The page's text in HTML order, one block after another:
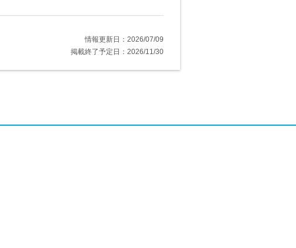
情報更新日：2026/07/09
掲載終了予定日：2026/11/30